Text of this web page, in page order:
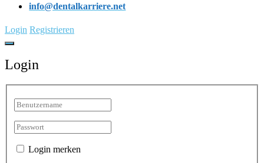
info@dentalkarriere.net
Login Registrieren
Login
Login merken